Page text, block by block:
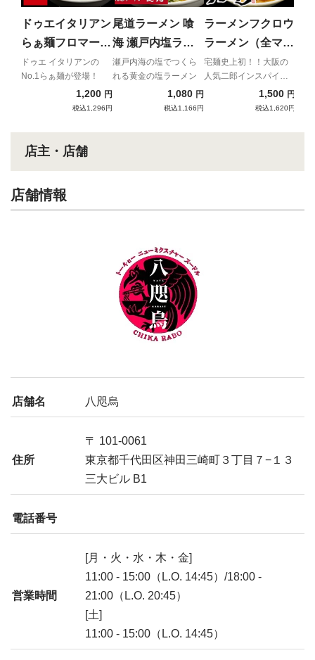
ドゥエイタリアン
らぁ麺フロマージ
ュ
ドゥエ イタリアンの
No.1らぁ麺が登場！
1,200 円
税込1,296円
尾道ラーメン 喰
海 瀬戸内塩ラー
メン
瀬戸内海の塩でつくら
れる黄金の塩ラーメン
1,080 円
税込1,166円
ラーメンフクロウ
ラーメン（全マシ
マシ）
宅麺史上初！！大阪の
人気二郎インスパイア
が全マシマシの一杯で
1,500 円
税込1,620円
店主・店舗
店舗情報
店舗名 八咫烏
住所
〒 101-0061
東京都千代田区神田三崎町３丁目７−１３
三大ビル B1
電話番号
営業時間
[月・火・水・木・金]
11:00 - 15:00（L.O. 14:45）/18:00 -
21:00（L.O. 20:45）
[土]
11:00 - 15:00（L.O. 14:45）